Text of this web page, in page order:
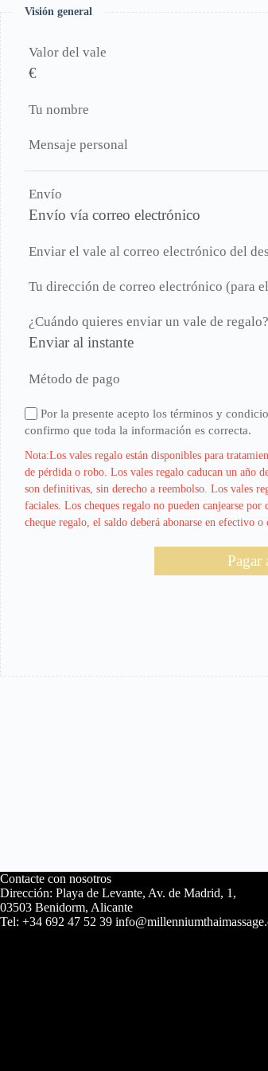
Visión general
Valor del vale
€
Tu nombre
Mensaje personal
Envío
Envío vía correo electrónico
Enviar el vale al correo electrónico del
Tu dirección de correo electrónico (para
¿Cuándo quieres enviar un vale de regalo?
Enviar al instante
Método de pago
Por la presente acepto los términos y
confirmo que toda la información es correcta.
Nota:Los vales regalo están disponibles para
de pérdida o robo. Los vales regalo caducan un año
son definitivas, sin derecho a reembolso. Los vales
faciales. Los cheques regalo no pueden canjearse
cheque regalo, el saldo deberá abonarse en efectivo
Pagar
Contacte con nosotros
Dirección: Playa de Levante, Av. de Madrid, 1,
03503 Benidorm, Alicante
Tel: +34 692 47 52 39